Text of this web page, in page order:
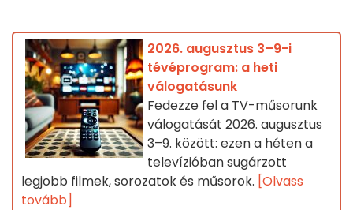
2026. augusztus 3–9-i
tévéprogram: a heti
válogatásunk
Fedezze fel a TV-műsorunk
válogatását 2026. augusztus
3–9. között: ezen a héten a
televízióban sugárzott
legjobb filmek, sorozatok és műsorok. [Olvass
tovább]